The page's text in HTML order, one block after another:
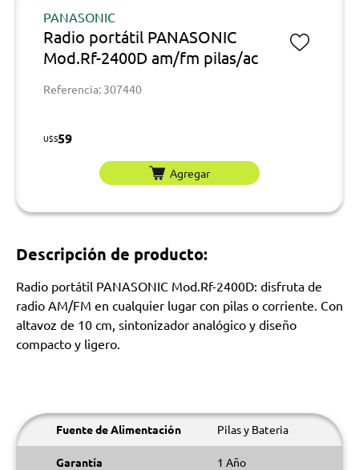
PANASONIC
Radio portátil PANASONIC
Mod.Rf-2400D am/fm pilas/ac
Referencia: 307440
U$S59
Agregar
Descripción de producto:
Radio portátil PANASONIC Mod.Rf-2400D: disfruta de
radio AM/FM en cualquier lugar con pilas o corriente. Con
altavoz de 10 cm, sintonizador analógico y diseño
compacto y ligero.
Fuente de Alimentación Pilas y Bateria
Garantía 1 Año